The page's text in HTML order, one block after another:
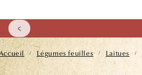
/ Légumes feuilles / Laitues /